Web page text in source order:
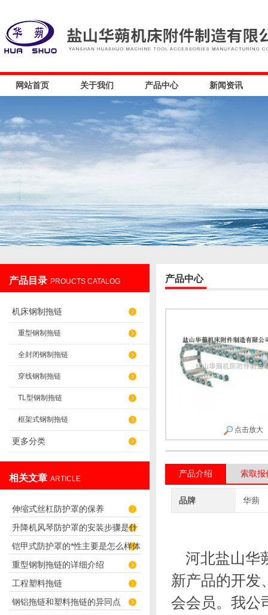
网站首页 关于我们 产品中心 新闻资讯
产品目录 PROUCTS CATALOG
机床钢制拖链
重型钢制拖链
全封闭钢制拖链
穿线钢制拖链
TL型钢制拖链
框架式钢制拖链
更多分类
相关文章 ARTICLE
伸缩式丝杠防护罩的保养
升降机风琴防护罩的安装步骤是什
么？
铠甲式防护罩的*性主要是怎么样体
现出来的
重型钢制拖链的详细介绍
工程塑料拖链
钢铝拖链和塑料拖链的异同点
产品中心
点击放大
产品介绍 索取报
品牌 华蒴
河北盐山华
新产品的开发
会会员。我公